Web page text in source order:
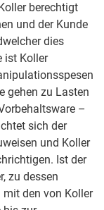
berechtigt
und der Kunde
dies
ist Koller
gehen zu Lasten
–
sich der
und Koller
Ist der
zu dessen
den von Koller